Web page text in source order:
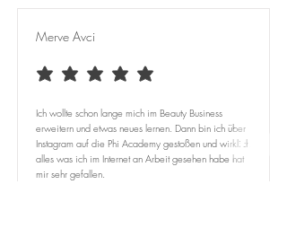
Merve Avci
durchschnittliches Rating ist 5 von 5
Ich wollte schon lange mich im Beauty Business
erweitern und etwas neues lernen. Dann bin ich über
Instagram auf die Phi Academy gestoßen und wirklich
alles was ich im Internet an Arbeit gesehen habe hat
mir sehr gefallen.